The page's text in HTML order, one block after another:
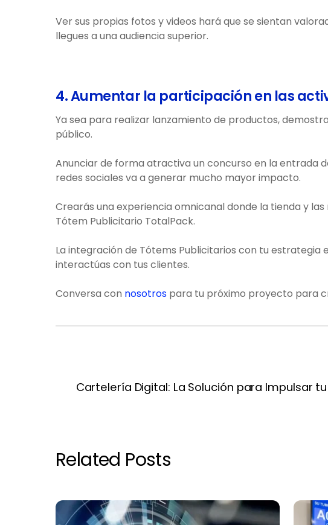
Ver sus propias fotos y videos hará que se sientan
llegues a una audiencia superior.
4. Aumentar la participación en las
Ya sea para realizar lanzamiento de productos,
público.
Anunciar de forma atractiva un concurso en la entrada
redes sociales va a generar mucho mayor impacto.
Crearás una experiencia omnicanal donde la tienda y
Tótem Publicitario TotalPack.
La integración de Tótems Publicitarios con tu
interactúas con tus clientes.
Conversa con nosotros para tu próximo proyecto para
Cartelería Digital: La Solución para Impulsar
Related Posts